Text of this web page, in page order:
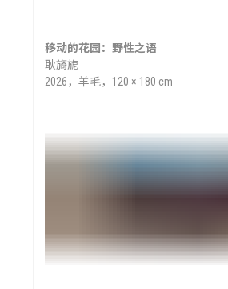
移动的花园：野性之语
耿旖旎
2026，羊毛，120 × 180 cm